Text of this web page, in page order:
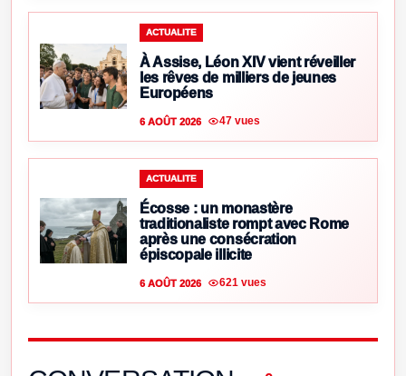
ACTUALITE
À Assise, Léon XIV vient réveiller
les rêves de milliers de jeunes
Européens
6 AOÛT 2026 47 vues
ACTUALITE
Écosse : un monastère
traditionaliste rompt avec Rome
après une consécration
épiscopale illicite
6 AOÛT 2026 621 vues